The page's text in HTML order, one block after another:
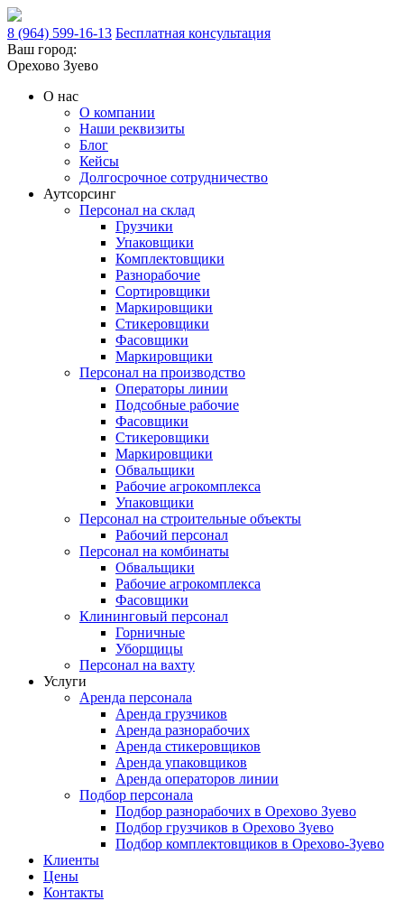
8 (964) 599-16-13 Бесплатная консультация
Ваш город:
Орехово Зуево
О нас
О компании
Наши реквизиты
Блог
Кейсы
Долгосрочное сотрудничество
Аутсорсинг
Персонал на склад
Грузчики
Упаковщики
Комплектовщики
Разнорабочие
Сортировщики
Маркировщики
Стикеровщики
Фасовщики
Маркировщики
Персонал на производство
Операторы линии
Подсобные рабочие
Фасовщики
Стикеровщики
Маркировщики
Обвальщики
Рабочие агрокомплекса
Упаковщики
Персонал на строительные объекты
Рабочий персонал
Персонал на комбинаты
Обвальщики
Рабочие агрокомплекса
Фасовщики
Клининговый персонал
Горничные
Уборщицы
Персонал на вахту
Услуги
Аренда персонала
Аренда грузчиков
Аренда разнорабочих
Аренда стикеровщиков
Аренда упаковщиков
Аренда операторов линии
Подбор персонала
Подбор разнорабочих в Орехово Зуево
Подбор грузчиков в Орехово Зуево
Подбор комплектовщиков в Орехово-Зуево
Клиенты
Цены
Контакты